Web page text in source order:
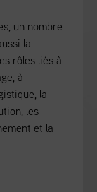
un nombre
la
rôles liés à
à
la
les
et la